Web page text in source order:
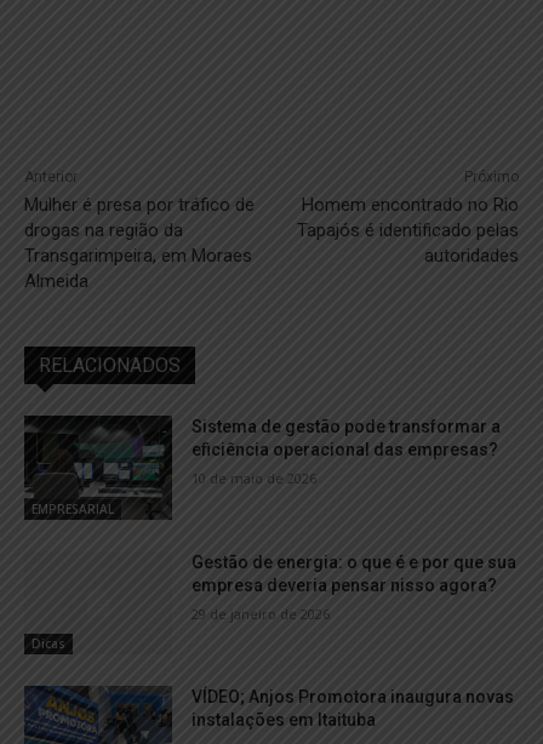
Anterior
Mulher é presa por tráfico de
drogas na região da
Transgarimpeira, em Moraes
Almeida
Próximo
Homem encontrado no Rio
Tapajós é identificado pelas
autoridades
RELACIONADOS
EMPRESARIAL
Sistema de gestão pode transformar a
eficiência operacional das empresas?
10 de maio de 2026
Dicas
Gestão de energia: o que é e por que sua
empresa deveria pensar nisso agora?
29 de janeiro de 2026
VÍDEO; Anjos Promotora inaugura novas
instalações em Itaituba